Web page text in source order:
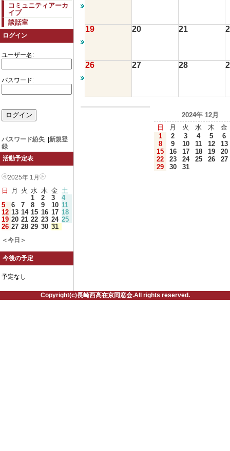
コミュニティアーカ
イブ
談話室
ログイン
ユーザー名:
パスワード:
パスワード紛失
新規登
録
活動予定表
2025年 1月
日 月 火 水 木 金 土
1
2 3
4
5
6 7 8 9 10 11
12 13 14 15 16 17 18
19 20 21 22 23 24 25
26 27 28 29 30 31
＜今日＞
今後の予定
予定なし
19 20 21
26 27 28
2024年 12月
日
月 火 水 木
金
1
2 3 4 5
6
8
9 10 11 12
13
15
16 17 18 19
20
22
23 24 25 26
27
29
30 31
Copyright(c)長崎西高在京同窓会.All rights reserved.